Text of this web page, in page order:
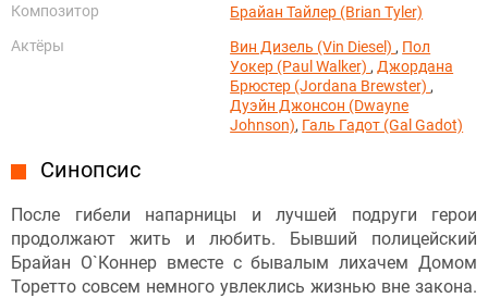
Композитор
Брайан Тайлер (Brian Tyler)
Актёры
Вин Дизель (Vin Diesel) , Пол
Уокер (Paul Walker) , Джордана
Брюстер (Jordana Brewster) ,
Дуэйн Джонсон (Dwayne
Johnson), Галь Гадот (Gal Gadot)
Синопсис
После гибели напарницы и лучшей подруги герои
продолжают жить и любить. Бывший полицейский
Брайан О`Коннер вместе с бывалым лихачем Домом
Торетто совсем немного увлеклись жизнью вне закона.